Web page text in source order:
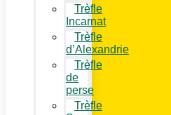
Trèfle
Incarnat
Trèfle
d’Alexandrie
Trèfle
de
perse
Trèfle